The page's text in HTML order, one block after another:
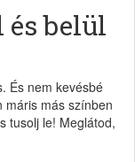
belül
És nem kevésbé
máris más színben
tusolj le! Meglátod,